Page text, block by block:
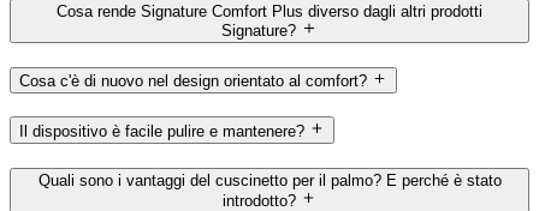
Cosa rende Signature Comfort Plus diverso dagli altri prodotti
Signature?
Cosa c'è di nuovo nel design orientato al comfort?
Il dispositivo è facile pulire e mantenere?
Quali sono i vantaggi del cuscinetto per il palmo? E perché è stato
introdotto?